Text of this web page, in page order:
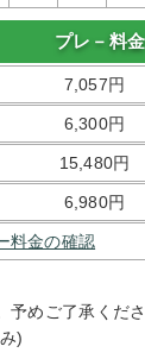
プレ－料金
7,057円
6,300円
15,480円
6,980円
料金の確認
めご了承くだ
)